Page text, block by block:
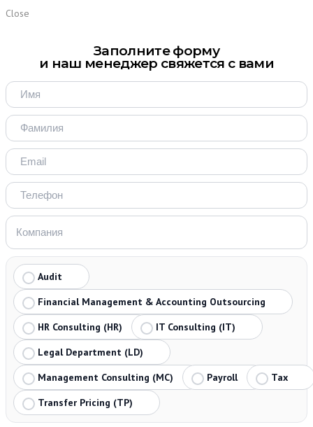
Close
Заполните форму
и наш менеджер свяжется с вами
Audit
Financial Management & Accounting Outsourcing
HR Consulting (HR)
IT Consulting (IT)
Legal Department (LD)
Management Consulting (MC)
Payroll
Tax
Transfer Pricing (TP)